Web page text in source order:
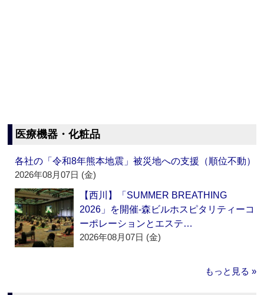
医療機器・化粧品
各社の「令和8年熊本地震」被災地への支援（順位不動）
2026年08月07日 (金)
【西川】「SUMMER BREATHING
2026」を開催‐森ビルホスピタリティーコ
ーポレーションとエステ…
2026年08月07日 (金)
もっと見る »